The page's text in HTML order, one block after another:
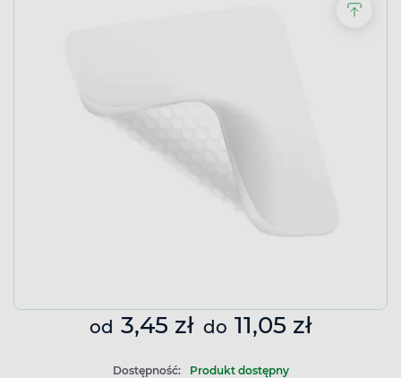
od 3,45 zł do 11,05 zł
Dostępność: Produkt dostępny